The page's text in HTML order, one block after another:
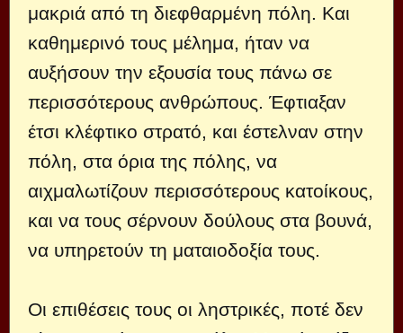
μακριά από τη διεφθαρμένη πόλη. Και
καθημερινό τους μέλημα, ήταν να
αυξήσουν την εξουσία τους πάνω σε
περισσότερους ανθρώπους. Έφτιαξαν
έτσι κλέφτικο στρατό, και έστελναν στην
πόλη, στα όρια της πόλης, να
αιχμαλωτίζουν περισσότερους κατοίκους,
και να τους σέρνουν δούλους στα βουνά,
να υπηρετούν τη ματαιοδοξία τους.
Οι επιθέσεις τους οι ληστρικές, ποτέ δεν